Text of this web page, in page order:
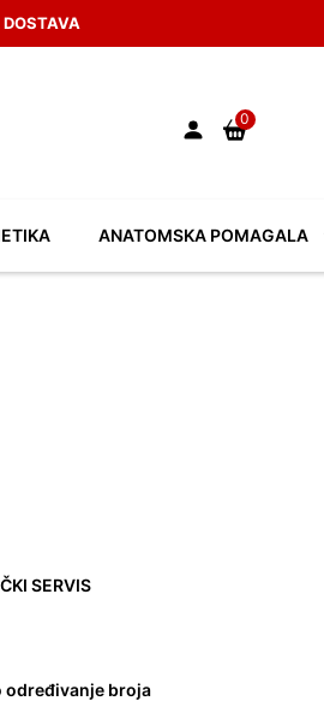
0
ANATOMSKA POMAGALA
SERVIS
određivanje broja